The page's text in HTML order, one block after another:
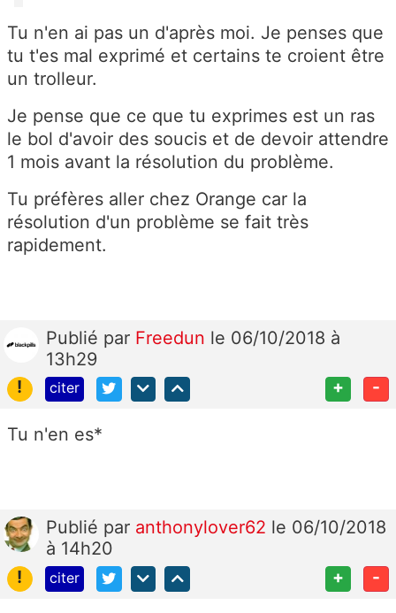
Tu n'en ai pas un d'après moi. Je penses que
tu t'es mal exprimé et certains te croient être
un trolleur.
Je pense que ce que tu exprimes est un ras
le bol d'avoir des soucis et de devoir attendre
1 mois avant la résolution du problème.
Tu préfères aller chez Orange car la
résolution d'un problème se fait très
rapidement.
Publié par Freedun le 06/10/2018 à
13h29
!
citer + -
Tu n'en es*
Publié par anthonylover62 le 06/10/2018
à 14h20
!
citer + -